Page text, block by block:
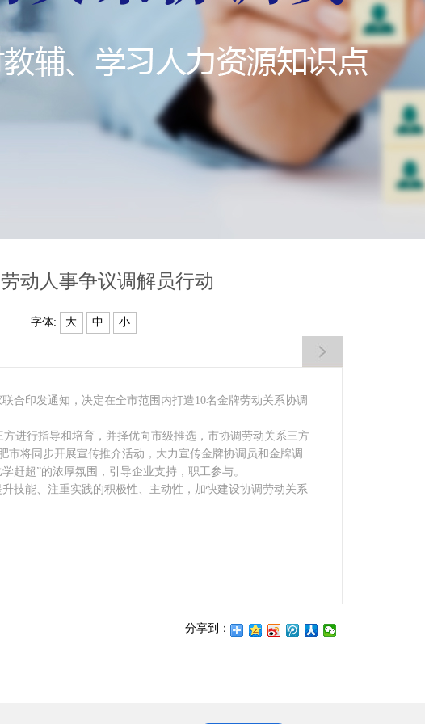
动人事争议调解员行动
字体: 大 中 小
合印发通知，决定在全市范围内打造10名金牌劳动关系协调
进行指导和培育，并择优向市级推选，市协调劳动关系三方
将同步开展宣传推介活动，大力宣传金牌协调员和金牌调
赶超”的浓厚氛围，引导企业支持，职工参与。
技能、注重实践的积极性、主动性，加快建设协调劳动关系
分享到：